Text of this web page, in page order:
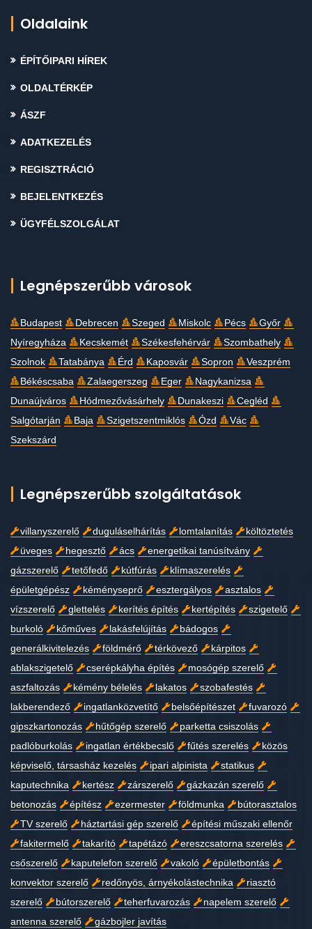
Oldalaink
ÉPÍTŐIPARI HÍREK
OLDALTÉRKÉP
ÁSZF
ADATKEZELÉS
REGISZTRÁCIÓ
BEJELENTKEZÉS
ÜGYFÉLSZOLGÁLAT
Legnépszerűbb városok
Budapest Debrecen Szeged Miskolc Pécs
Győr
Nyíregyháza
Kecskemét Székesfehérvár
Szombathely
Szolnok
Tatabánya Érd Kaposvár Sopron
Veszprém
Békéscsaba
Zalaegerszeg Eger
Nagykanizsa
Dunaújváros
Hódmezővásárhely Dunakeszi
Cegléd
Salgótarján
Baja Szigetszentmiklós Ózd
Vác
Szekszárd
Legnépszerűbb szolgáltatások
villanyszerelő duguláselhárítás lomtalanítás
költöztetés
üveges
hegesztő ács
energetikai tanúsítvány
gázszerelő
tetőfedő kútfúrás
klímaszerelés
épületgépész
kéményseprő esztergályos
asztalos
vízszerelő
glettelés kerítés építés kertépítés
szigetelő
burkoló
kőműves lakásfelújítás
bádogos
generálkivitelezés
földmérő térkövező
kárpitos
ablakszigetelő
cserépkályha építés
mosógép szerelő
aszfaltozás
kémény bélelés lakatos
szobafestés
lakberendező
ingatlanközvetítő belsőépítészet
fuvarozó
gipszkartonozás
hűtőgép szerelő
parketta csiszolás
padlóburkolás
ingatlan értékbecslő fűtés szerelés
közös
képviselő, társasház kezelés
ipari alpinista
statikus
kaputechnika
kertész zárszerelő
gázkazán szerelő
betonozás
építész ezermester földmunka
bútorasztalos
TV szerelő
háztartási gép szerelő
építési műszaki ellenőr
fakitermelő
takarító tapétázó
ereszcsatorna szerelés
csőszerelő
kaputelefon szerelő vakoló
épületbontás
konvektor szerelő
redőnyös, árnyékolástechnika
riasztó
szerelő
bútorszerelő teherfuvarozás
napelem szerelő
antenna szerelő
gázbojler javítás